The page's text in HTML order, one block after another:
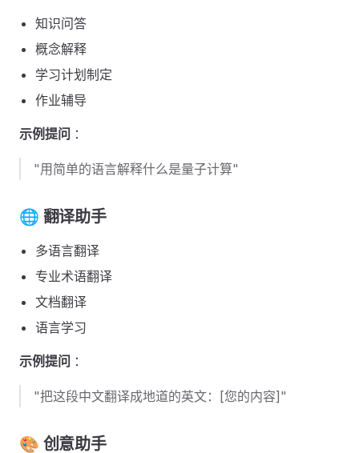
知识问答
概念解释
学习计划制定
作业辅导
示例提问 ：
"用简单的语言解释什么是量子计算"
🌐 翻译助手 ​
多语言翻译
专业术语翻译
文档翻译
语言学习
示例提问 ：
"把这段中文翻译成地道的英文：[您的内容]"
🎨 创意助手 ​